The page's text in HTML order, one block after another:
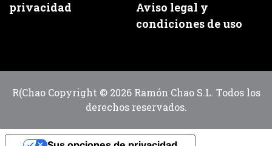
privacidad
Aviso legal y
condiciones de uso
R(Chao Copyright © 2026 Ramón Chao S.L. Todos los
derechos reservados.